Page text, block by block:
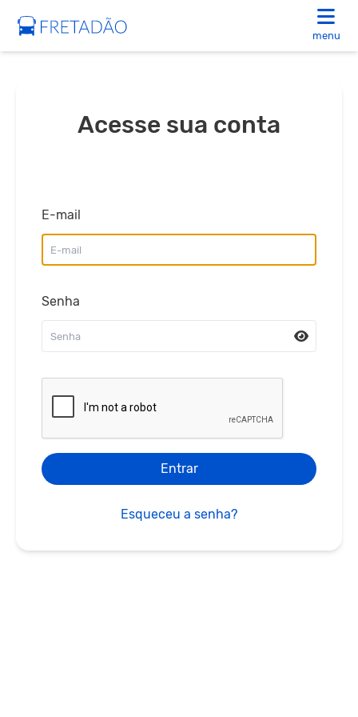
menu
Acesse sua conta
E-mail
Senha
Entrar
Esqueceu a senha?